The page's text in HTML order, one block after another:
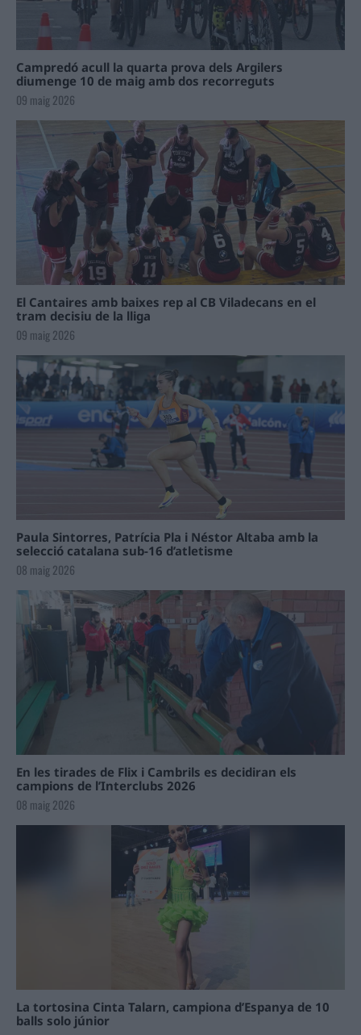
Campredó acull la quarta prova dels Argilers
diumenge 10 de maig amb dos recorreguts
09 maig 2026
El Cantaires amb baixes rep al CB Viladecans en el
tram decisiu de la lliga
09 maig 2026
Paula Sintorres, Patrícia Pla i Néstor Altaba amb la
selecció catalana sub-16 d’atletisme
08 maig 2026
En les tirades de Flix i Cambrils es decidiran els
campions de l’Interclubs 2026
08 maig 2026
La tortosina Cinta Talarn, campiona d’Espanya de 10
balls solo júnior